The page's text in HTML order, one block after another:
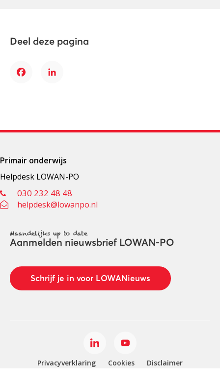
Deel deze pagina
FacebookLinkedIn
Primair onderwijs
Helpdesk LOWAN-PO
030 232 48 48
helpdesk@lowanpo.nl
Maandelijks up to date
Aanmelden nieuwsbrief LOWAN-PO
Schrijf je in voor LOWANieuws
Privacyverklaring Cookies Disclaimer